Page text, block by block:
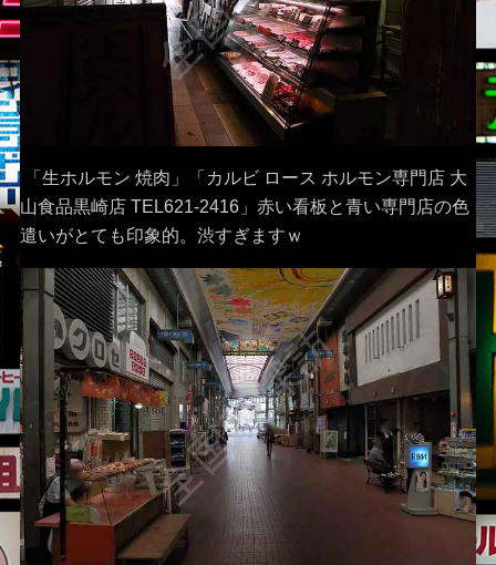
「生ホルモン 焼肉」「カルビ ロース ホルモン専門店 大
山食品黒崎店 TEL621-2416」赤い看板と青い専門店の色
遣いがとても印象的。渋すぎますｗ